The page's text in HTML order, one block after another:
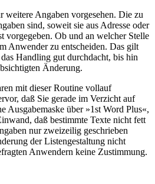
weitere Angaben vorgesehen. Die zu
sind, soweit sie aus Adresse oder
vorgegeben. Ob und an welcher Stelle
Anwender zu entscheiden. Das gilt
Handling gut durchdacht, bis hin
Änderung.
mit dieser Routine vollauf
daß Sie gerade im Verzicht auf
Ausgabemaske über »1st Word Plus«,
daß bestimmte Texte nicht fett
nur zweizeilig geschrieben
der Listengestaltung nicht
Anwendern keine Zustimmung.